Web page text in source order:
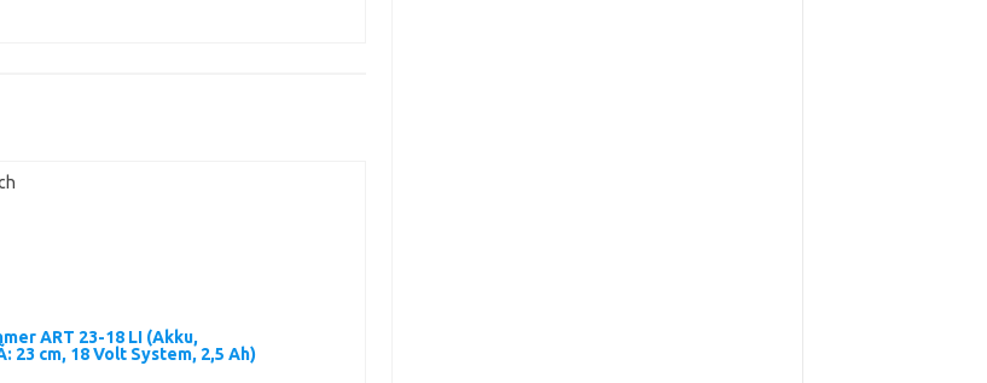
ART 23-18 LI (Akku,
23 cm, 18 Volt System, 2,5 Ah)